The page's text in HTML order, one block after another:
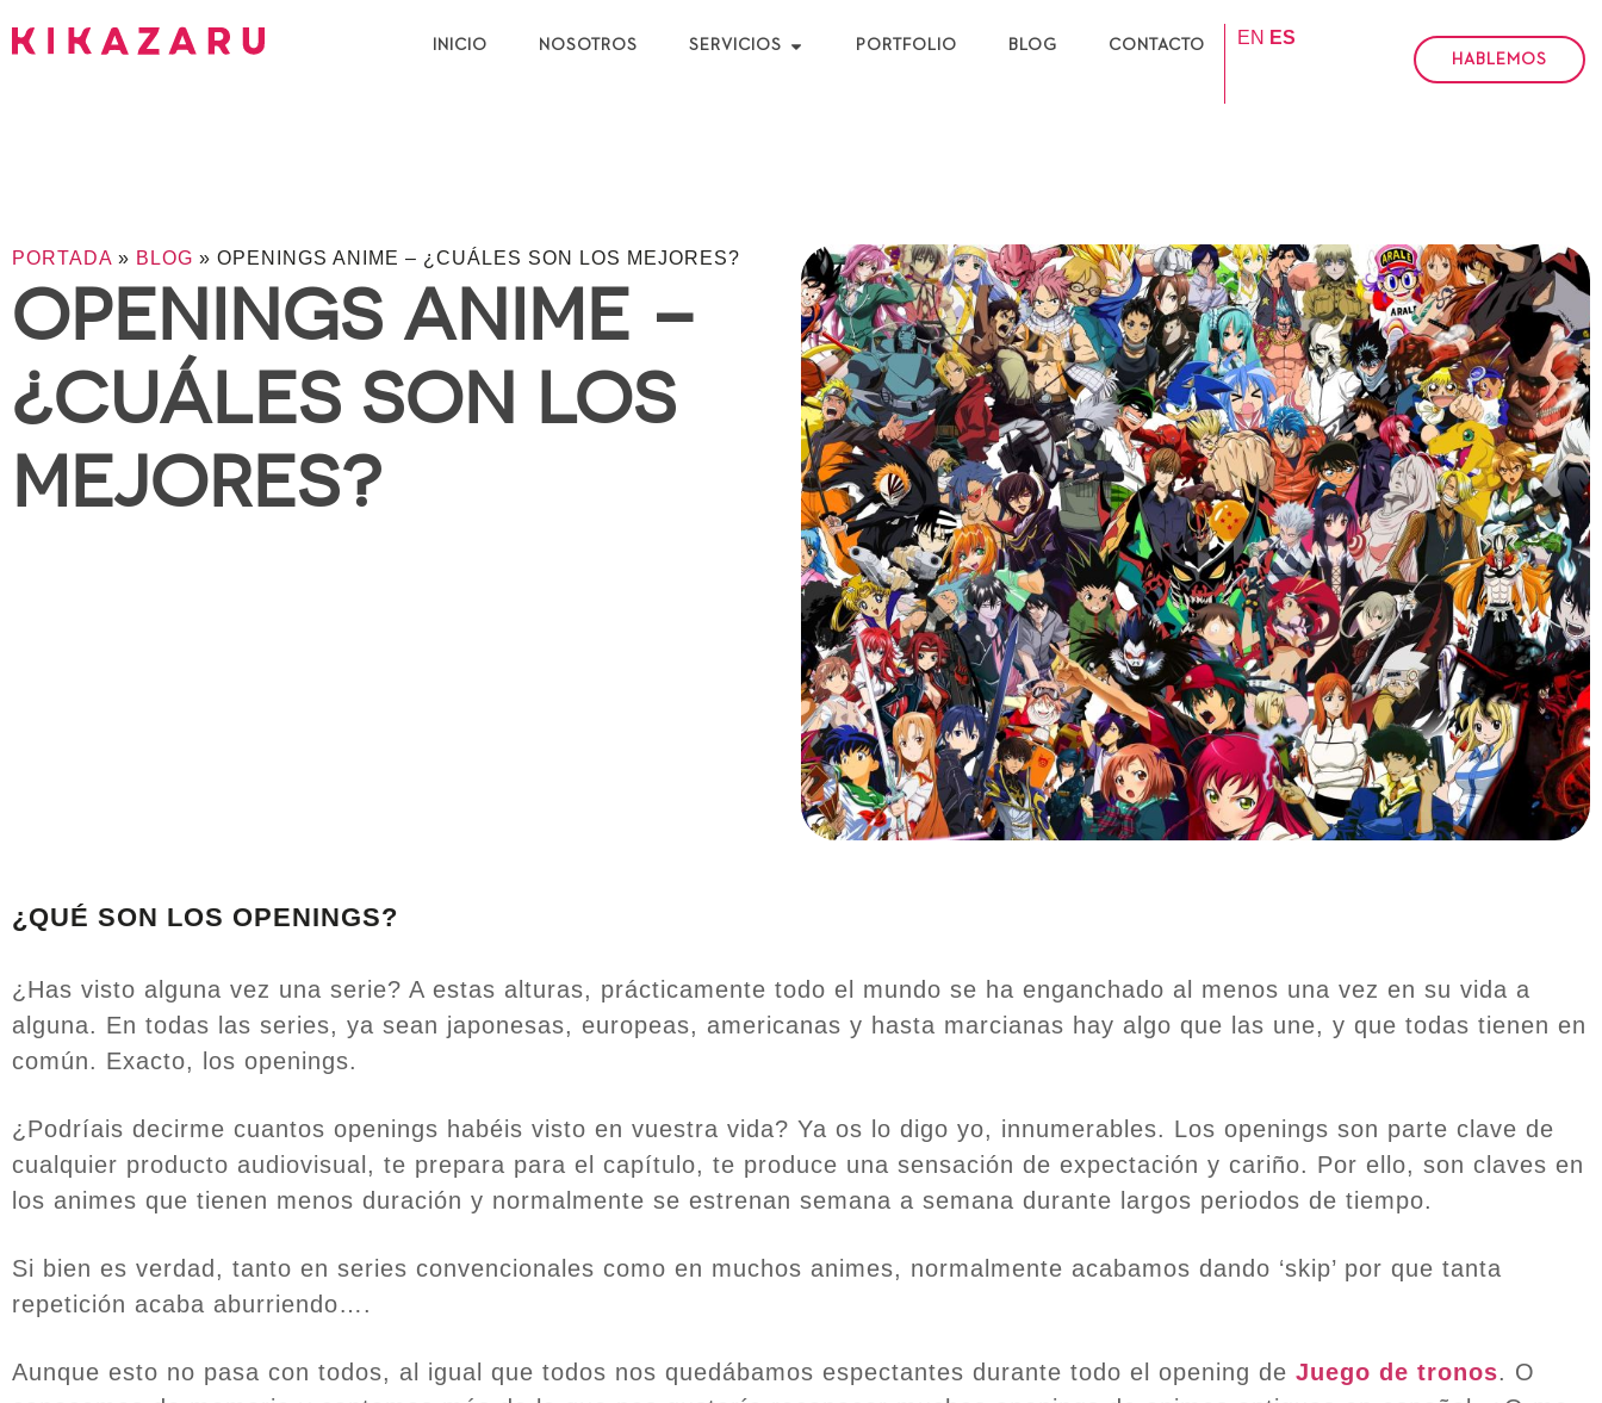
INICIO NOSOTROS SERVICIOS PORTFOLIO BLOG CONTACTO EN ES
HABLEMOS
PORTADA » BLOG » OPENINGS ANIME – ¿CUÁLES SON LOS MEJORES?
OPENINGS ANIME –
¿CUÁLES SON LOS
MEJORES?
¿QUÉ SON LOS OPENINGS?
¿Has visto alguna vez una serie? A estas alturas, prácticamente todo el mundo se ha enganchado al menos una vez en su vida a
alguna. En todas las series, ya sean japonesas, europeas, americanas y hasta marcianas hay algo que las une, y que todas tienen en
común. Exacto, los openings.
¿Podríais decirme cuantos openings habéis visto en vuestra vida? Ya os lo digo yo, innumerables. Los openings son parte clave de
cualquier producto audiovisual, te prepara para el capítulo, te produce una sensación de expectación y cariño. Por ello, son claves en
los animes que tienen menos duración y normalmente se estrenan semana a semana durante largos periodos de tiempo.
Si bien es verdad, tanto en series convencionales como en muchos animes, normalmente acabamos dando ‘skip’ por que tanta
repetición acaba aburriendo….
Aunque esto no pasa con todos, al igual que todos nos quedábamos espectantes durante todo el opening de Juego de tronos. O